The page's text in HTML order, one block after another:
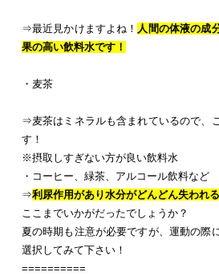
⇒最近見かけますよね！ 人間の体液の成
果の高い飲料水です！
・麦茶
⇒麦茶はミネラルも含まれているので、
す！
※摂取しすぎない方が良い飲料水
・コーヒー、緑茶、アルコール飲料など
⇒利尿作用があり水分がどんどん失われ
ここまでいかがだったでしょうか？
夏の時期も注意が必要ですが、運動の際
選択してみて下さい！
==========